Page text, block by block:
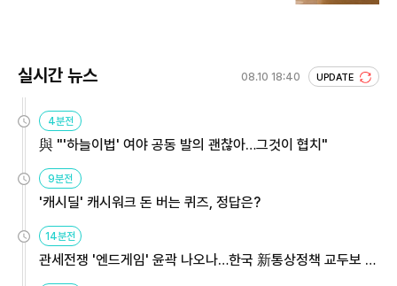
실시간 뉴스 08.10 18:40 UPDATE
4분전
與 "'하늘이법' 여야 공동 발의 괜찮아…그것이 협치"
9분전
'캐시딜' 캐시워크 돈 버는 퀴즈, 정답은?
14분전
관세전쟁 '엔드게임' 윤곽 나오나…한국 新통상정책 교두보 활